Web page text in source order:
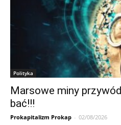
Polityka
Marsowe miny
bać!!!
Prokapitalizm Prokap - 02/08/2026